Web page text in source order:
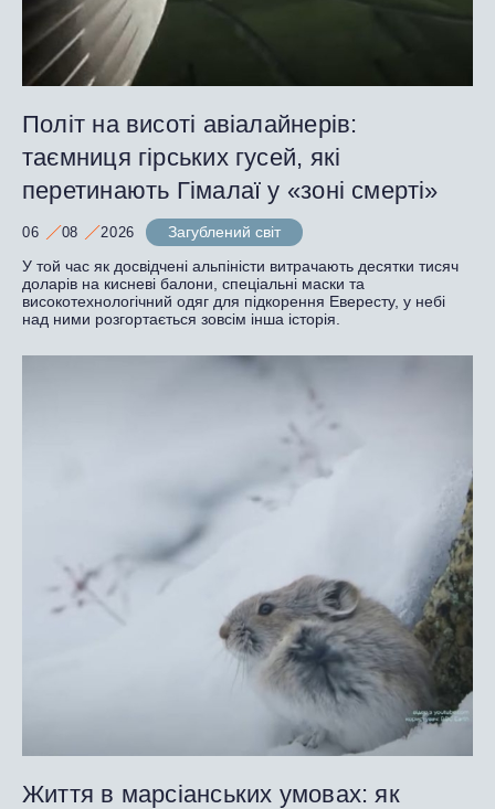
Політ на висоті авіалайнерів:
таємниця гірських гусей, які
перетинають Гімалаї у «зоні смерті»
06 08 2026
Загублений світ
У той час як досвідчені альпіністи витрачають десятки тисяч
доларів на кисневі балони, спеціальні маски та
високотехнологічний одяг для підкорення Евересту, у небі
над ними розгортається зовсім інша історія.
Життя в марсіанських умовах: як